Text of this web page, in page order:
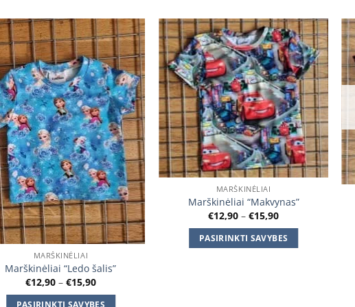
Add to
wishlist
MARŠKINĖLIAI
Marškinėliai “Ledo šalis”
€12,90 – €15,90Price
€12,90
PASIRINKTI SAVYBES
Add to
wishlist
MARŠKINĖLIAI
Marškinėliai “Makvynas”
€12,90 – €15,90Price
€12,90
through
PASIRINKTI SAVYBES